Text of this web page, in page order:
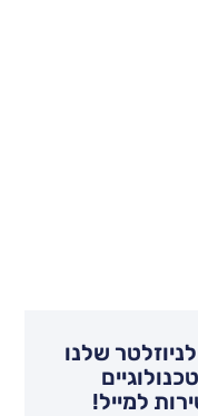
שלנו
למייל!